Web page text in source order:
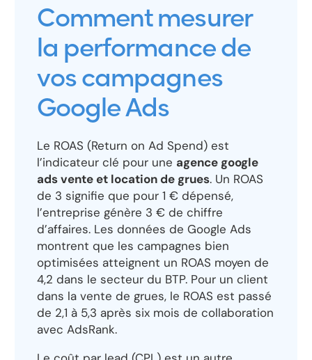
Comment mesurer
la performance de
vos campagnes
Google Ads
Le ROAS (Return on Ad Spend) est
l’indicateur clé pour une agence google
ads vente et location de grues. Un ROAS
de 3 signifie que pour 1 € dépensé,
l’entreprise génère 3 € de chiffre
d’affaires. Les données de Google Ads
montrent que les campagnes bien
optimisées atteignent un ROAS moyen de
4,2 dans le secteur du BTP. Pour un client
dans la vente de grues, le ROAS est passé
de 2,1 à 5,3 après six mois de collaboration
avec AdsRank.